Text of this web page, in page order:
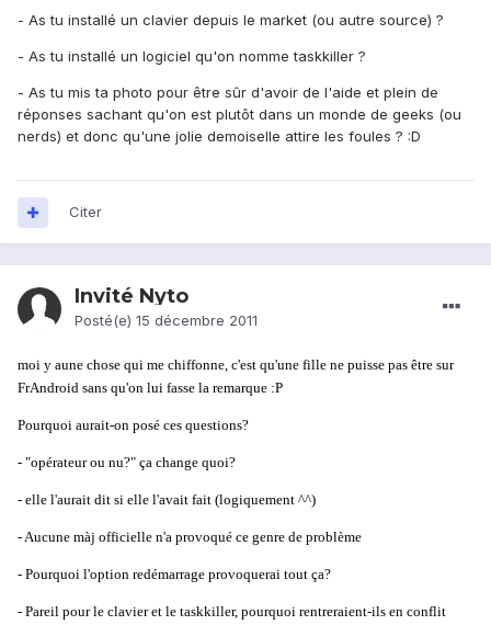
- As tu installé un clavier depuis le market (ou autre source) ?
- As tu installé un logiciel qu'on nomme taskkiller ?
- As tu mis ta photo pour être sûr d'avoir de l'aide et plein de
réponses sachant qu'on est plutôt dans un monde de geeks (ou
nerds) et donc qu'une jolie demoiselle attire les foules ? :D
Citer
Invité Nyto
Posté(e) 15 décembre 2011
moi y aune chose qui me chiffonne, c'est qu'une fille ne puisse pas être sur
FrAndroid sans qu'on lui fasse la remarque :P
Pourquoi aurait-on posé ces questions?
- "opérateur ou nu?" ça change quoi?
- elle l'aurait dit si elle l'avait fait (logiquement ^^)
- Aucune màj officielle n'a provoqué ce genre de problème
- Pourquoi l'option redémarrage provoquerai tout ça?
- Pareil pour le clavier et le taskkiller, pourquoi rentreraient-ils en conflit